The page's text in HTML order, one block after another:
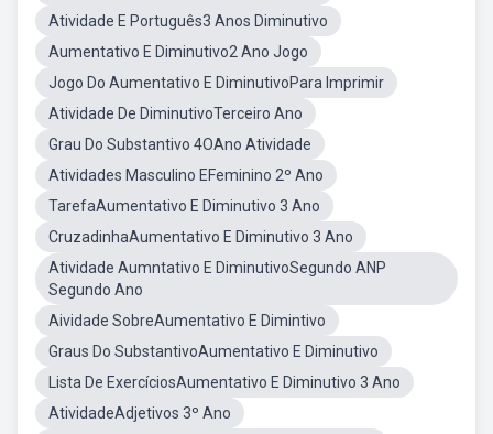
Atividade E Português3 Anos Diminutivo
Aumentativo E Diminutivo2 Ano Jogo
Jogo Do Aumentativo E DiminutivoPara Imprimir
Atividade De DiminutivoTerceiro Ano
Grau Do Substantivo 4OAno Atividade
Atividades Masculino EFeminino 2º Ano
TarefaAumentativo E Diminutivo 3 Ano
CruzadinhaAumentativo E Diminutivo 3 Ano
Atividade Aumntativo E DiminutivoSegundo ANP
Segundo Ano
Aividade SobreAumentativo E Dimintivo
Graus Do SubstantivoAumentativo E Diminutivo
Lista De ExercíciosAumentativo E Diminutivo 3 Ano
AtividadeAdjetivos 3º Ano